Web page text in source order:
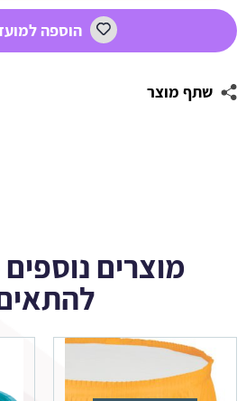
שנה
הוספה
שתף מוצר
מוצרים